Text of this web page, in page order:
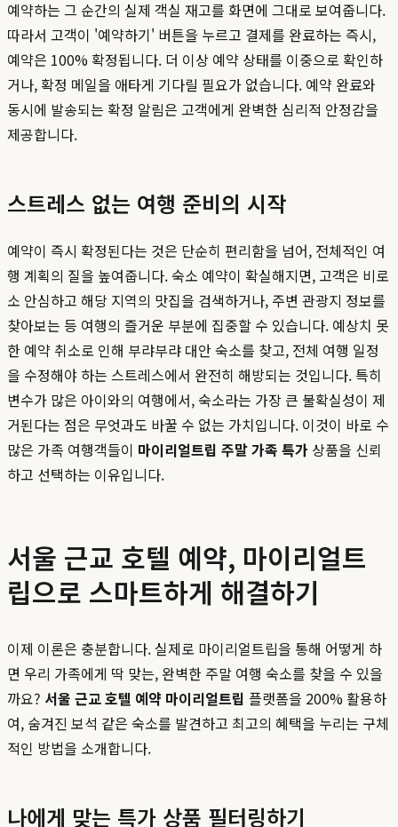
예약하는 그 순간의 실제 객실 재고를 화면에 그대로 보여줍니다.
따라서 고객이 '예약하기' 버튼을 누르고 결제를 완료하는 즉시,
예약은 100% 확정됩니다. 더 이상 예약 상태를 이중으로 확인하
거나, 확정 메일을 애타게 기다릴 필요가 없습니다. 예약 완료와
동시에 발송되는 확정 알림은 고객에게 완벽한 심리적 안정감을
제공합니다.
스트레스 없는 여행 준비의 시작
예약이 즉시 확정된다는 것은 단순히 편리함을 넘어, 전체적인 여
행 계획의 질을 높여줍니다. 숙소 예약이 확실해지면, 고객은 비로
소 안심하고 해당 지역의 맛집을 검색하거나, 주변 관광지 정보를
찾아보는 등 여행의 즐거운 부분에 집중할 수 있습니다. 예상치 못
한 예약 취소로 인해 부랴부랴 대안 숙소를 찾고, 전체 여행 일정
을 수정해야 하는 스트레스에서 완전히 해방되는 것입니다. 특히
변수가 많은 아이와의 여행에서, 숙소라는 가장 큰 불확실성이 제
거된다는 점은 무엇과도 바꿀 수 없는 가치입니다. 이것이 바로 수
많은 가족 여행객들이 마이리얼트립 주말 가족 특가 상품을 신뢰
하고 선택하는 이유입니다.
서울 근교 호텔 예약, 마이리얼트
립으로 스마트하게 해결하기
이제 이론은 충분합니다. 실제로 마이리얼트립을 통해 어떻게 하
면 우리 가족에게 딱 맞는, 완벽한 주말 여행 숙소를 찾을 수 있을
까요? 서울 근교 호텔 예약 마이리얼트립 플랫폼을 200% 활용하
여, 숨겨진 보석 같은 숙소를 발견하고 최고의 혜택을 누리는 구체
적인 방법을 소개합니다.
나에게 맞는 특가 상품 필터링하기